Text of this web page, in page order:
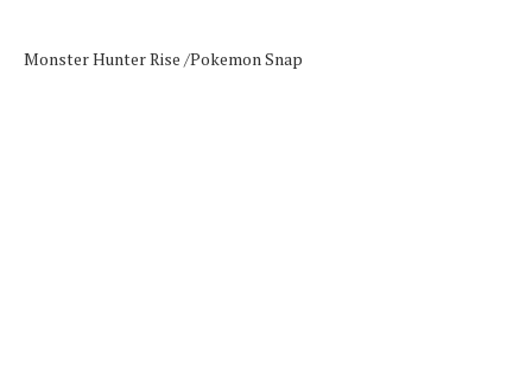
Monster Hunter Rise /Pokemon Snap